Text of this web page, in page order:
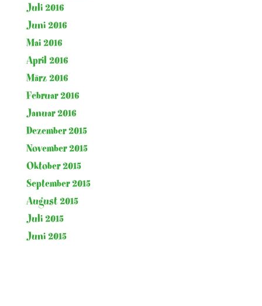
Juli 2016
Juni 2016
Mai 2016
April 2016
März 2016
Februar 2016
Januar 2016
Dezember 2015
November 2015
Oktober 2015
September 2015
August 2015
Juli 2015
Juni 2015